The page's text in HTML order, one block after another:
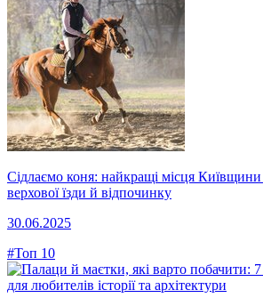
Сідлаємо коня: найкращі місця
верхової їзди й відпочинку
30.06.2025
#Топ 10